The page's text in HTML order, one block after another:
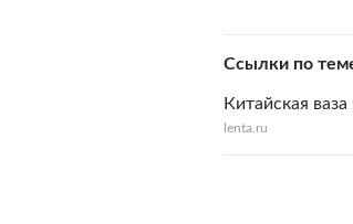
Ссылки по
Китайская
lenta.ru